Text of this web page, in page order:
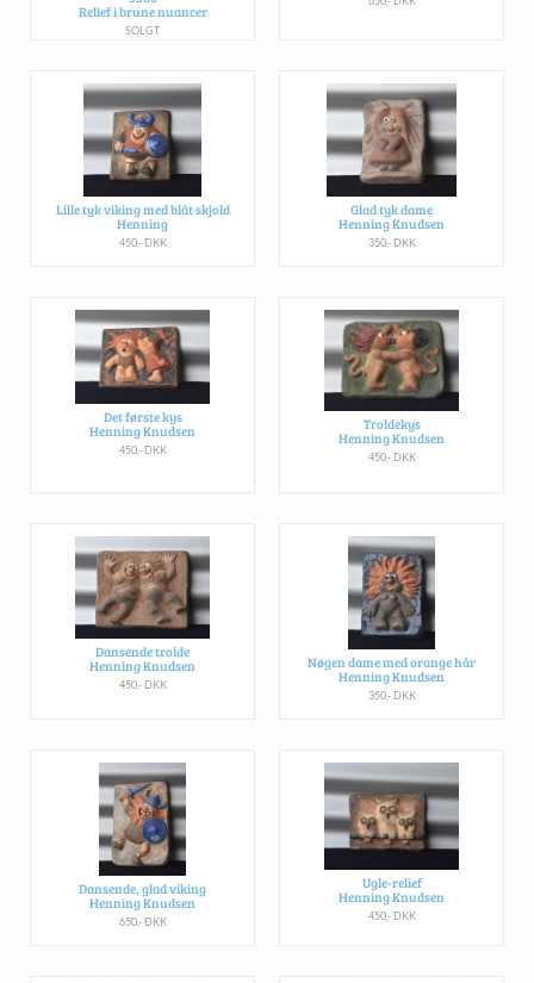
Relief i brune nuancer
SOLGT
Lille tyk viking med blåt skjold
Henning
450,- DKK
Glad tyk dame
Henning Knudsen
350,- DKK
Det første kys
Henning Knudsen
450,- DKK
Troldekys
Henning Knudsen
450,- DKK
Dansende trolde
Henning Knudsen
450,- DKK
Nøgen dame med orange hår
Henning Knudsen
350,- DKK
Dansende, glad viking
Henning Knudsen
650,- DKK
Ugle-relief
Henning Knudsen
450,- DKK